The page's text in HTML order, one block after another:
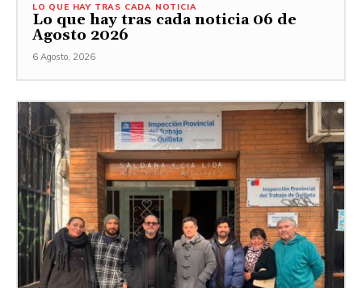
LO QUE HAY TRAS CADA NOTICIA
Lo que hay tras cada noticia 06 de
Agosto 2026
6 Agosto, 2026